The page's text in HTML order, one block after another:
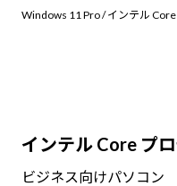
Windows 11 Pro / インテル
インテル Core プ
ビジネス向けパソコン